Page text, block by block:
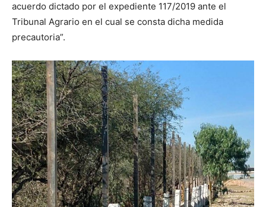
acuerdo dictado por el expediente 117/2019 ante el
Tribunal Agrario en el cual se consta dicha medida
precautoria”.